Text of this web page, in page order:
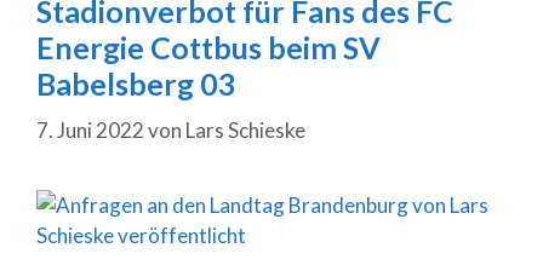
Stadionverbot für Fans des FC
Energie Cottbus beim SV
Babelsberg 03
7. Juni 2022von Lars Schieske